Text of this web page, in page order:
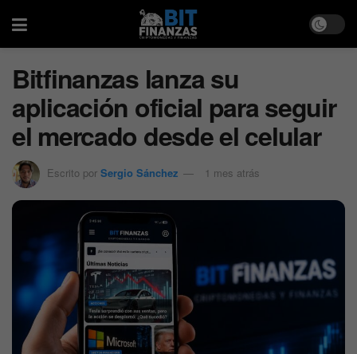
Bitfinanzas lanza su
aplicación oficial para seguir
el mercado desde el celular
Escrito por Sergio Sánchez 1 mes atrás